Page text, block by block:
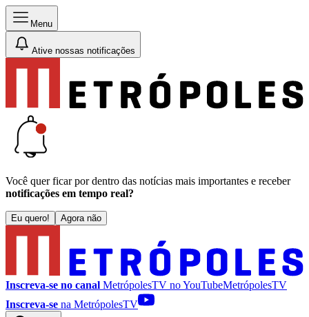
Menu
Ative nossas notificações
Você quer ficar por dentro das notícias mais importantes e receber
notificações em tempo real?
Eu quero! Agora não
Inscreva-se no canal MetrópolesTV noYouTubeMetrópolesTV
Inscreva-se na MetrópolesTV